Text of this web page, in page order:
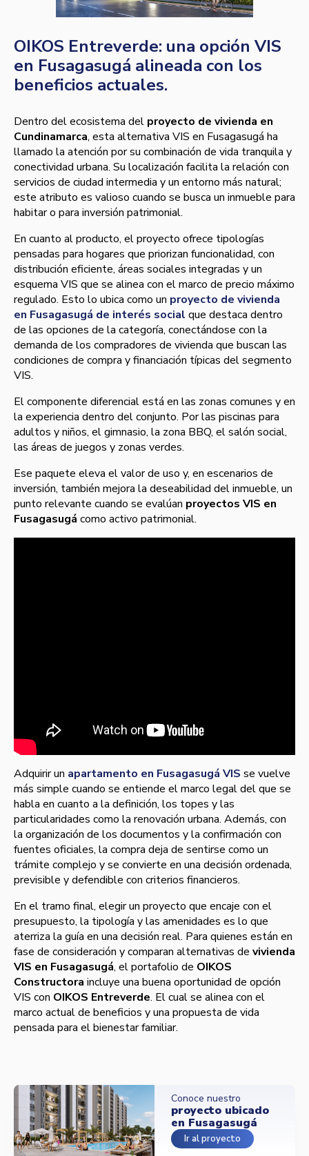
OIKOS Entreverde: una opción VIS
en Fusagasugá alineada con los
beneficios actuales.
Dentro del ecosistema del proyecto de vivienda en
Cundinamarca, esta alternativa VIS en Fusagasugá ha
llamado la atención por su combinación de vida tranquila y
conectividad urbana. Su localización facilita la relación con
servicios de ciudad intermedia y un entorno más natural;
este atributo es valioso cuando se busca un inmueble para
habitar o para inversión patrimonial.
En cuanto al producto, el proyecto ofrece tipologías
pensadas para hogares que priorizan funcionalidad, con
distribución eficiente, áreas sociales integradas y un
esquema VIS que se alinea con el marco de precio máximo
regulado. Esto lo ubica como un proyecto de vivienda
en Fusagasugá de interés social que destaca dentro
de las opciones de la categoría, conectándose con la
demanda de los compradores de vivienda que buscan las
condiciones de compra y financiación típicas del segmento
VIS.
El componente diferencial está en las zonas comunes y en
la experiencia dentro del conjunto. Por las piscinas para
adultos y niños, el gimnasio, la zona BBQ, el salón social,
las áreas de juegos y zonas verdes.
Ese paquete eleva el valor de uso y, en escenarios de
inversión, también mejora la deseabilidad del inmueble, un
punto relevante cuando se evalúan proyectos VIS en
Fusagasugá como activo patrimonial.
Adquirir un apartamento en Fusagasugá VIS se vuelve
más simple cuando se entiende el marco legal del que se
habla en cuanto a la definición, los topes y las
particularidades como la renovación urbana. Además, con
la organización de los documentos y la confirmación con
fuentes oficiales, la compra deja de sentirse como un
trámite complejo y se convierte en una decisión ordenada,
previsible y defendible con criterios financieros.
En el tramo final, elegir un proyecto que encaje con el
presupuesto, la tipología y las amenidades es lo que
aterriza la guía en una decisión real. Para quienes están en
fase de consideración y comparan alternativas de vivienda
VIS en Fusagasugá, el portafolio de OIKOS
Constructora incluye una buena oportunidad de opción
VIS con OIKOS Entreverde. El cual se alinea con el
marco actual de beneficios y una propuesta de vida
pensada para el bienestar familiar.
Conoce nuestro
proyecto ubicado
en Fusagasugá
Ir al proyecto